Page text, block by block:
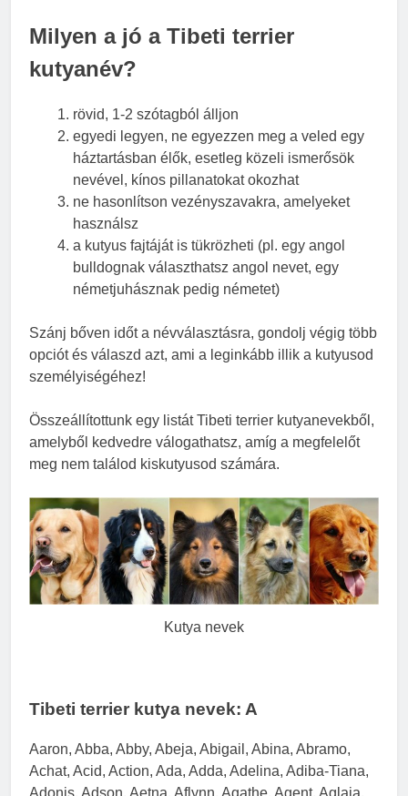
Milyen a jó a Tibeti terrier
kutyanév?
rövid, 1-2 szótagból álljon
egyedi legyen, ne egyezzen meg a veled egy
háztartásban élők, esetleg közeli ismerősök
nevével, kínos pillanatokat okozhat
ne hasonlítson vezényszavakra, amelyeket
használsz
a kutyus fajtáját is tükrözheti (pl. egy angol
bulldognak választhatsz angol nevet, egy
németjuhásznak pedig németet)
Szánj bőven időt a névválasztásra, gondolj végig több
opciót és válaszd azt, ami a leginkább illik a kutyusod
személyiségéhez!
Összeállítottunk egy listát Tibeti terrier kutyanevekből,
amelyből kedvedre válogathatsz, amíg a megfelelőt
meg nem találod kiskutyusod számára.
Kutya nevek
Tibeti terrier kutya nevek: A
Aaron, Abba, Abby, Abeja, Abigail, Abina, Abramo,
Achat, Acid, Action, Ada, Adda, Adelina, Adiba-Tiana,